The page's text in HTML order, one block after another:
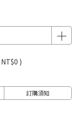
NT$0 )
訂購須知